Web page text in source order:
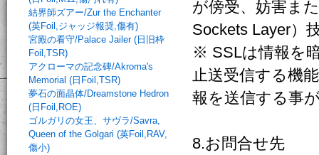
が傍受、妨害ま
Sockets Layer）
※ SSLは情報を
止送受信する機
報を送信する事
8.お問合せ先
結界師ズアー/Zur the Enchanter
(英Foil,ジャッジ報奨,傷有)
宮殿の看守/Palace Jailer (日旧枠
Foil,TSR)
アクローマの記念碑/Akroma's
Memorial (日Foil,TSR)
夢石の面晶体/Dreamstone Hedron
(日Foil,ROE)
ゴルガリの女王、サヴラ/Savra,
Queen of the Golgari (英Foil,RAV,
傷小)